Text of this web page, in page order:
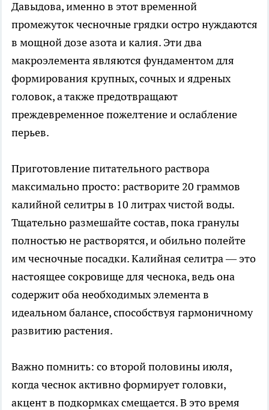
Давыдова, именно в этот временной
промежуток чесночные грядки остро нуждаются
в мощной дозе азота и калия. Эти два
макроэлемента являются фундаментом для
формирования крупных, сочных и ядреных
головок, а также предотвращают
преждевременное пожелтение и ослабление
перьев.
Приготовление питательного раствора
максимально просто: растворите 20 граммов
калийной селитры в 10 литрах чистой воды.
Тщательно размешайте состав, пока гранулы
полностью не растворятся, и обильно полейте
им чесночные посадки. Калийная селитра — это
настоящее сокровище для чеснока, ведь она
содержит оба необходимых элемента в
идеальном балансе, способствуя гармоничному
развитию растения.
Важно помнить: со второй половины июля,
когда чеснок активно формирует головки,
акцент в подкормках смещается. В это время